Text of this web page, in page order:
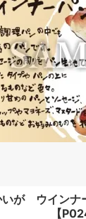
いが ウイン
【